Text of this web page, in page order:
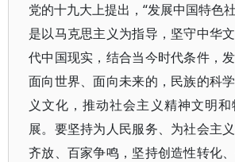
党的十九大上提出，“发展中国特色
是以马克思主义为指导，坚守中华
代中国现实，结合当今时代条件，发
面向世界、面向未来的，民族的科
义文化，推动社会主义精神文明
展。要坚持为人民服务、为社会主
齐放、百家争鸣，坚持创造性转化